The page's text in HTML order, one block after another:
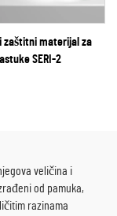
zaštitni materijal za
SERI-2
veličina i
od pamuka,
razinama